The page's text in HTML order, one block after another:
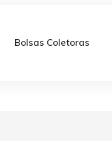
Bolsas Coletoras